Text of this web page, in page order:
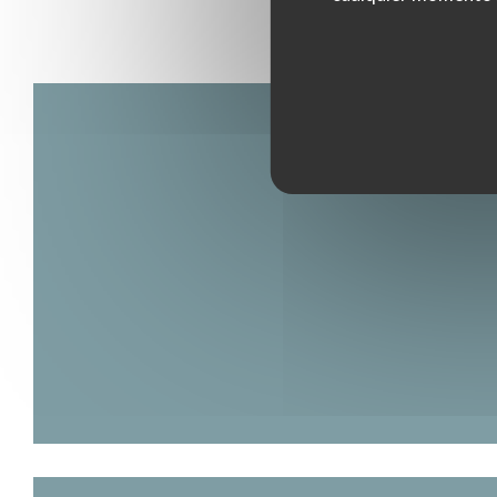
contemporaine de style Mansart. Dans un coin
de cheminée ! Décorées par Stella Cadente, les
chevaux qui broutent au paddock…